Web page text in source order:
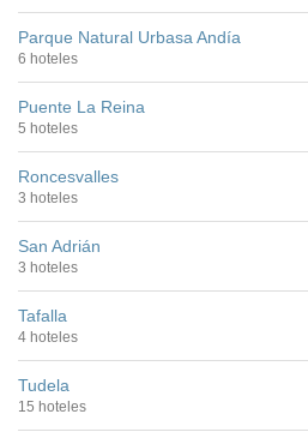
Parque Natural Urbasa Andía
6 hoteles
Puente La Reina
5 hoteles
Roncesvalles
3 hoteles
San Adrián
3 hoteles
Tafalla
4 hoteles
Tudela
15 hoteles